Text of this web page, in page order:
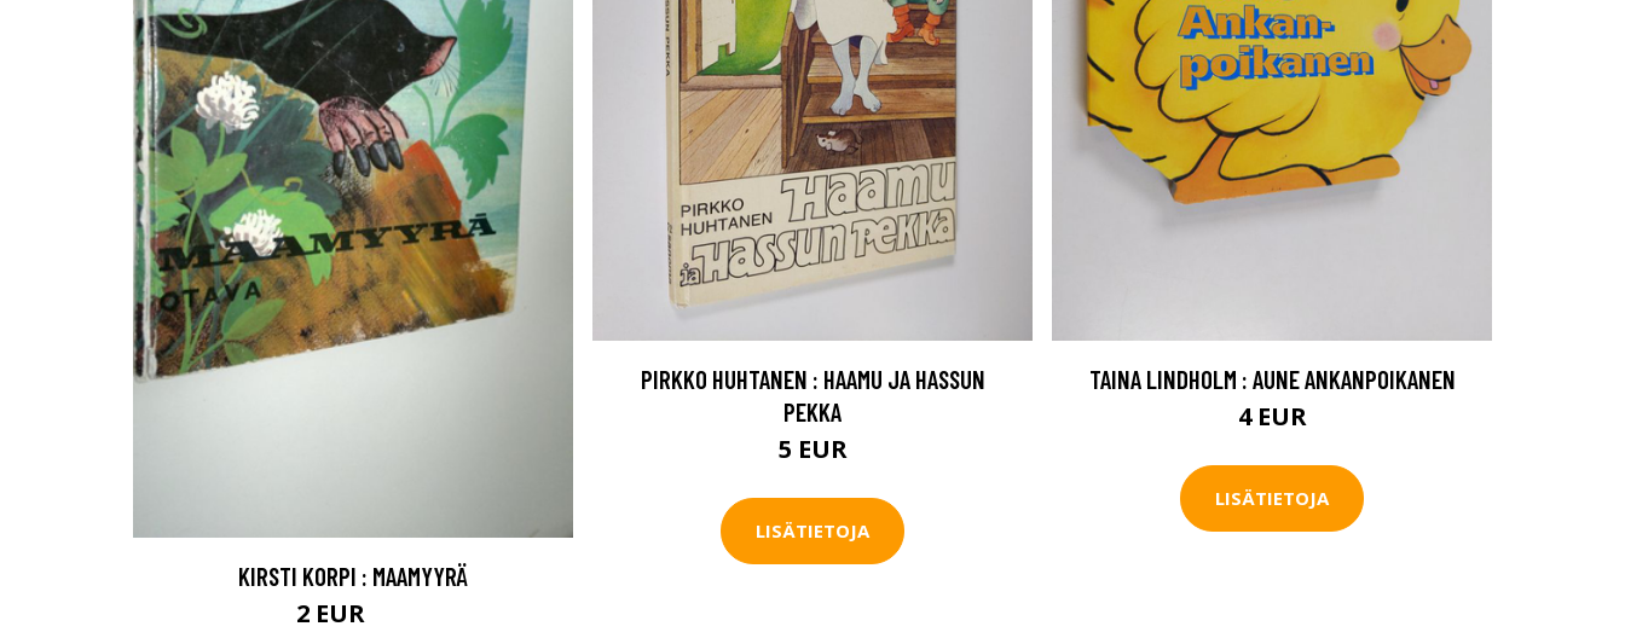
KIRSTI KORPI : MAAMYYRÄ
2 EUR
PIRKKO HUHTANEN : HAAMU JA HASSUN
PEKKA
5 EUR
LISÄTIETOJA
TAINA LINDHOLM : AUNE ANKANPOIKANEN
4 EUR
LISÄTIETOJA